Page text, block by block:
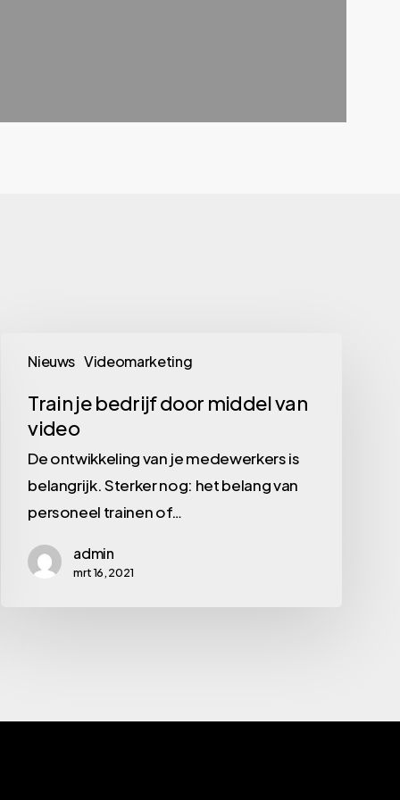
Nieuws Videomarketing
bedrijf
door
middel
video
Train je bedrijf door middel van
video
De ontwikkeling van je medewerkers is
belangrijk. Sterker nog: het belang van
personeel trainen of…
admin
mrt 16, 2021